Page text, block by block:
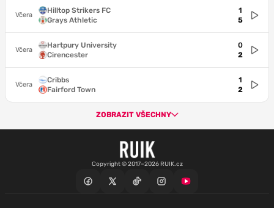
Včera
Hilltop Strikers FC
Grays Athletic
1
5
Včera
Hartpury University
Cirencester
0
2
Včera
Cribbs
Fairford Town
1
2
ZOBRAZIT VŠECHNY
Copyright © 2017–2026 RUIK.cz